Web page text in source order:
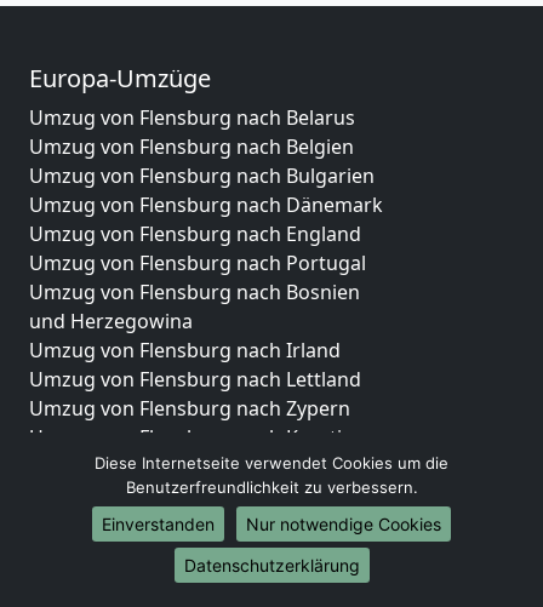
Europa-Umzüge
Umzug von Flensburg nach Belarus
Umzug von Flensburg nach Belgien
Umzug von Flensburg nach Bulgarien
Umzug von Flensburg nach Dänemark
Umzug von Flensburg nach England
Umzug von Flensburg nach Portugal
Umzug von Flensburg nach Bosnien
und Herzegowina
Umzug von Flensburg nach Irland
Umzug von Flensburg nach Lettland
Umzug von Flensburg nach Zypern
Umzug von Flensburg nach Kroatien
Umzug von Flensburg nach Estland
Umzug von Flensburg nach Finnland
Umzug von Flensburg nach Frankreich
Umzug von Flensburg nach Griechenland
Umzug von Flensburg nach Italien
Diese Internetseite verwendet Cookies um die
Benutzerfreundlichkeit zu verbessern.
Einverstanden
Nur notwendige Cookies
Datenschutzerklärung